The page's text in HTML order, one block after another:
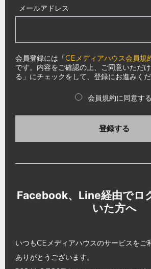
メールアドレス
会員登録には「CEメディアハウス会員規
です。内容をご確認の上、ご同意いただ
る」にチェックをして、登録にお進みくだ
会員規約に同意する
登録する
Facebook、Line経由でロ
いた方へ
いつもCEメディアハウスのサービスをご
ありがとうございます。